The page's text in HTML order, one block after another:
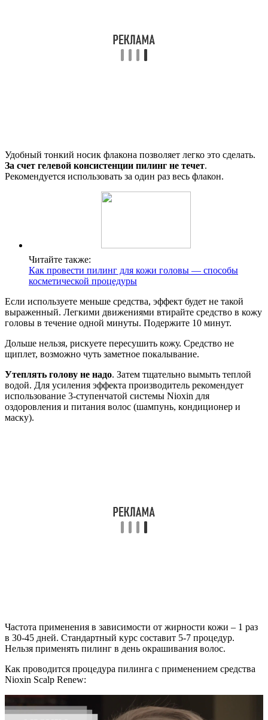
Удобный тонкий носик флакона позволяет легко это сделать.
За счет гелевой консистенции пилинг не течет.
Рекомендуется использовать за один раз весь флакон.
Читайте также:
Как провести пилинг для кожи головы — способы
косметической процедуры
Если используете меньше средства, эффект будет не такой
выраженный. Легкими движениями втирайте средство в кожу
головы в течение одной минуты. Подержите 10 минут.
Дольше нельзя, рискуете пересушить кожу. Средство не
щиплет, возможно чуть заметное покалывание.
Утеплять голову не надо. Затем тщательно вымыть теплой
водой. Для усиления эффекта производитель рекомендует
использование 3-ступенчатой системы Nioxin для
оздоровления и питания волос (шампунь, кондиционер и
маску).
Частота применения в зависимости от жирности кожи – 1 раз
в 30-45 дней. Стандартный курс составит 5-7 процедур.
Нельзя применять пилинг в день окрашивания волос.
Как проводится процедура пилинга с применением средства
Nioxin Scalp Renew: